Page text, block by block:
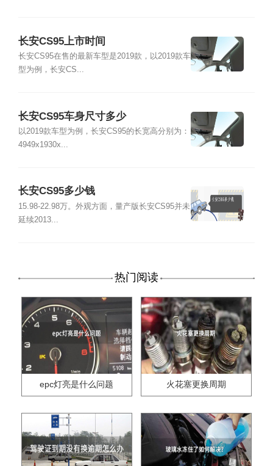
长安CS95上市时间
长安CS95在售的最新车型是2019款，以2019款车
型为例，长安CS...
长安CS95车身尺寸多少
以2019款车型为例，长安CS95的长宽高分别为：
4949x1930x...
长安CS95多少钱
15.98-22.98万。外观方面，量产版长安CS95并未
延续2013...
热门阅读
epc灯亮是什么问题 火花塞更换周期